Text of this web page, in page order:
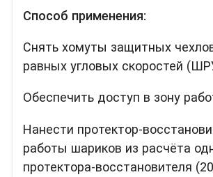
Способ применения:
Снять хомуты защитных
равных угловых скоростей
Обеспечить доступ в зону
Нанести протектор-
работы шариков из расчёта
протектора-восстановителя